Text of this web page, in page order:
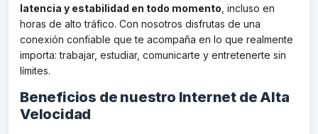
latencia y estabilidad en todo momento , incluso en
horas de alto tráfico. Con nosotros disfrutas de una
conexión confiable que te acompaña en lo que realmente
importa: trabajar, estudiar, comunicarte y entretenerte sin
límites.
Beneficios de nuestro Internet de Alta
Velocidad